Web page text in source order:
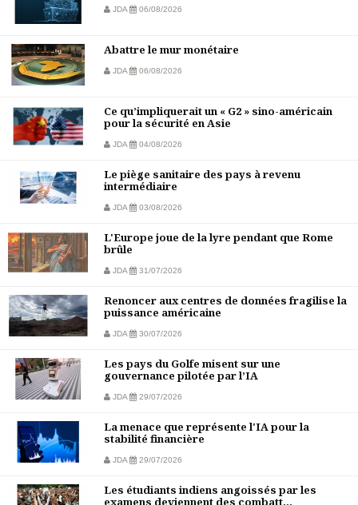
JDA 06/08/2026
Abattre le mur monétaire
JDA 06/08/2026
Ce qu’impliquerait un « G2 » sino-américain
pour la sécurité en Asie
JDA 04/08/2026
Le piège sanitaire des pays à revenu
intermédiaire
JDA 03/08/2026
L'Europe joue de la lyre pendant que Rome
brûle
JDA 31/07/2026
Renoncer aux centres de données fragilise la
puissance américaine
JDA 30/07/2026
Les pays du Golfe misent sur une
gouvernance pilotée par l’IA
JDA 29/07/2026
La menace que représente l'IA pour la
stabilité financière
JDA 29/07/2026
Les étudiants indiens angoissés par les